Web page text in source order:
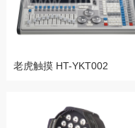
老虎触摸 HT-YKT002